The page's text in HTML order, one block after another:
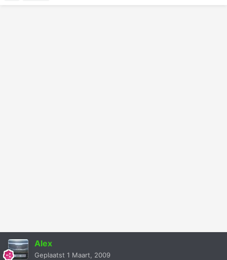
Alex
Geplaatst 1 Maart, 2009